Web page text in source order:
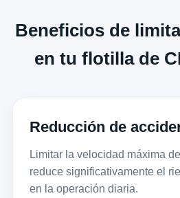
Beneficios de
en tu flotilla de
Reducción de
Limitar la velocidad máxima
reduce significativamente el
en la operación diaria.